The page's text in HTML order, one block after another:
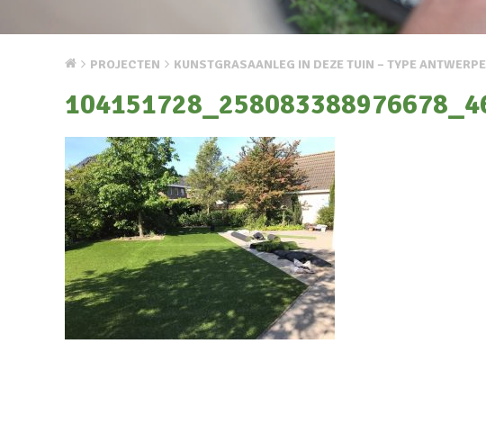
PROJECTEN KUNSTGRASAANLEG IN DEZE TUIN – TYPE